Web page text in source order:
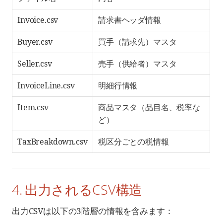
Invoice.csv
請求書ヘッダ情報
Buyer.csv
買手（請求先）マスタ
Seller.csv
売手（供給者）マスタ
InvoiceLine.csv
明細行情報
Item.csv
商品マスタ（品目名、税率な
ど）
TaxBreakdown.csv
税区分ごとの税情報
4. 出力されるCSV構造
出力CSVは以下の3階層の情報を含みます：